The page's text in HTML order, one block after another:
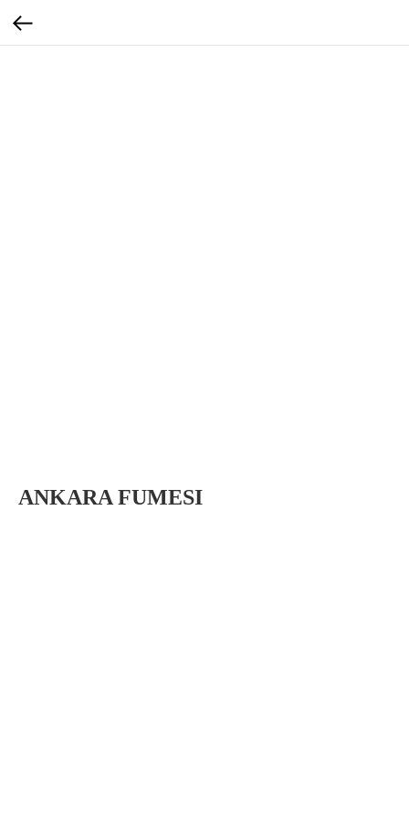
ANKARA FUMESI